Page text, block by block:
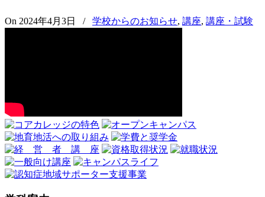
On 2024年4月3日 / 学校からのお知らせ, 講座, 講座・試験